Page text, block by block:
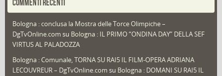
Redazioni(1.050)
Speciali (22)
Sport
That's Bologna Magazine(25)
COMMENTI RECENTI
Bologna : conclusa la Mostra delle Torce Olimpiche –
DgTvOnline.com su Bologna : IL PRIMO “ONDINA DAY” DELLA SEF
VIRTUS AL PALADOZZA
Bologna : Comunale, TORNA SU RAI5 IL FILM-OPERA ADRIANA
LECOUVREUR – DgTvOnline.com su Bologna : DOMANI SU RAI5 IL